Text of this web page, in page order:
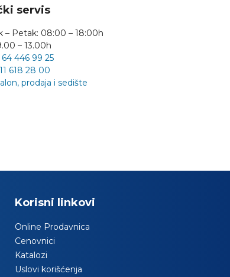
servis
– Petak: 08:00 – 18:00h
– 13.00h
64 446 99 25
618 28 00
prodaja i sedište
Korisni linkovi
Online Prodavnica
Cenovnici
Katalozi
Uslovi korišćenja